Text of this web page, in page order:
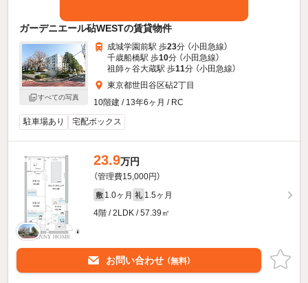
ガーデニエール砧WESTの賃貸物件
すべての写真
成城学園前駅 歩23分 （小田急線）
千歳船橋駅 歩10分 （小田急線）
祖師ヶ谷大蔵駅 歩11分 （小田急線）
東京都世田谷区砧2丁目
10階建 / 13年6ヶ月 / RC
駐車場あり
宅配ボックス
23.9万円
（管理費15,000円）
敷 1.0ヶ月 礼 1.5ヶ月
4階 / 2LDK / 57.39㎡
お問い合わせ （無料）